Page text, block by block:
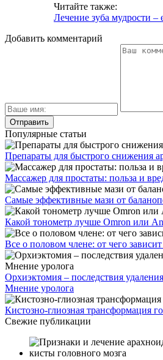
Читайте также:
Лечение зуба мудрости –
Добавить комментарий
Популярные статьи
Препараты для быстрого снижения
Массажер для простаты: польза и
Самые эффективные мази от
Какой тонометр лучше Omron или
Все о половом члене: от чего
Орхиэктомия – последствия
Мнение уролога
Кистозно-глиозная трансформация
Свежие публикации